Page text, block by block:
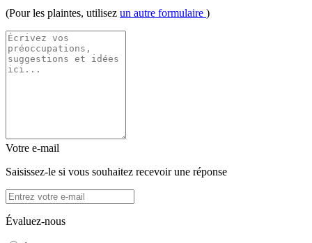
(Pour les plaintes, utilisez un autre formulaire )
Votre e-mail
Saisissez-le si vous souhaitez recevoir une réponse
Évaluez-nous